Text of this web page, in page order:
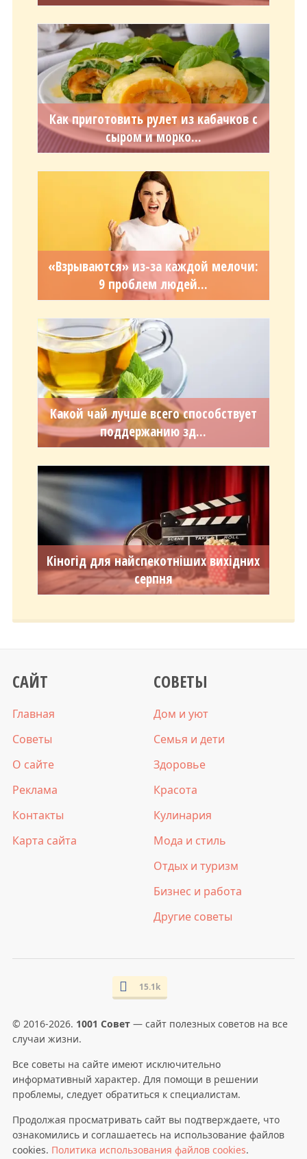
Как приготовить рулет из кабачков с
сыром и морко...
«Взрываются» из-за каждой мелочи:
9 проблем людей...
Какой чай лучше всего способствует
поддержанию зд...
Кіногід для найспекотніших вихідних
серпня
САЙТ
Главная
Советы
О сайте
Реклама
Контакты
Карта сайта
СОВЕТЫ
Дом и уют
Семья и дети
Здоровье
Красота
Кулинария
Мода и стиль
Отдых и туризм
Бизнес и работа
Другие советы
15.1k
© 2016-2026. 1001 Совет— сайт полезных советов на все
случаи жизни.
Все советы на сайте имеют исключительно
информативный характер. Для помощи в решении
проблемы, следует обратиться к специалистам.
Продолжая просматривать сайт вы подтверждаете, что
ознакомились и соглашаетесь на использование файлов
cookies. Политика использования файлов cookies.